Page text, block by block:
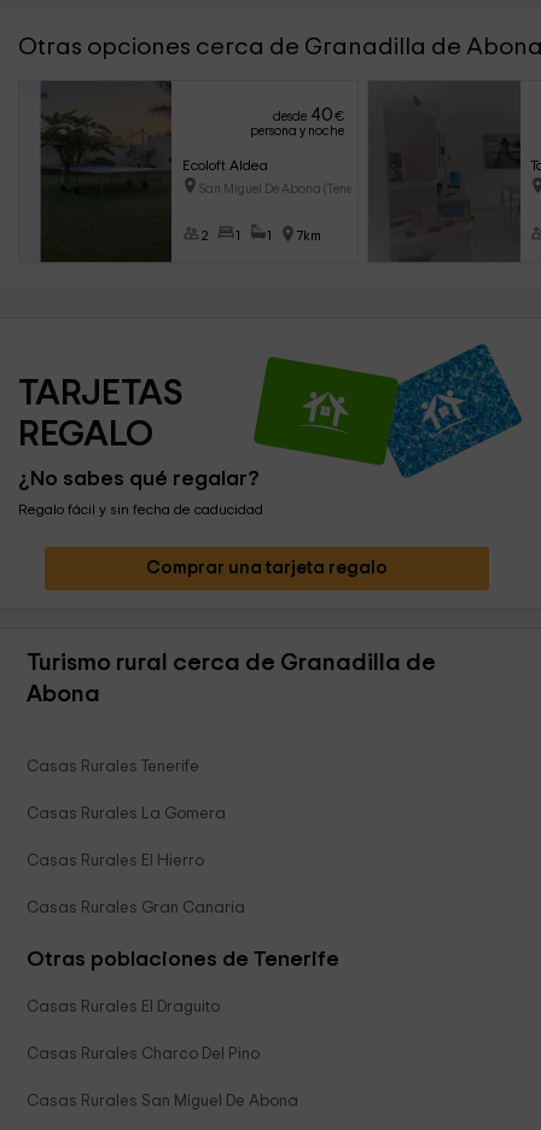
Otras opciones cerca de Granadilla de
desde 40€
persona y noche
Ecoloft Aldea
San Miguel De Abona (Tenerife)
2 1 1 7km
TARJETAS
REGALO
¿No sabes qué regalar?
Regalo fácil y sin fecha de caducidad
Comprar una tarjeta regalo
Turismo rural cerca de Granadilla de
Abona
Casas Rurales Tenerife
Casas Rurales La Gomera
Casas Rurales El Hierro
Casas Rurales Gran Canaria
Otras poblaciones de Tenerife
Casas Rurales El Draguito
Casas Rurales Charco Del Pino
Casas Rurales San Miguel De Abona